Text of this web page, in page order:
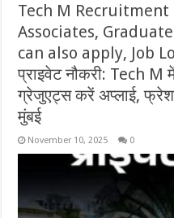
Tech M
Associates,
can also apply, Job
प्राइवेट नौकरी: Tech M
ग्रेजुएट्स करें अप्लाई,
मुंबई
November 10, 2025 0